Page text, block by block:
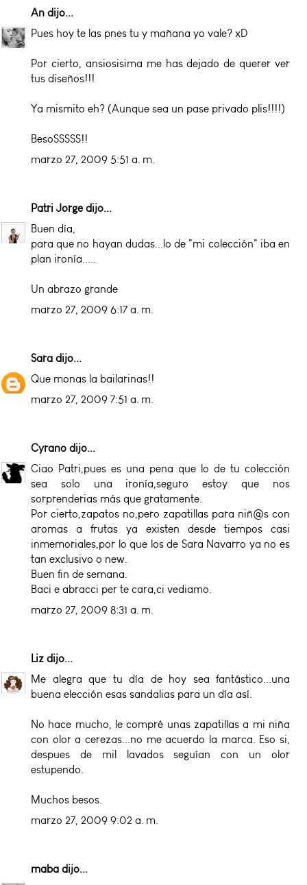
An dijo...
Pues hoy te las pnes tu y mañana yo vale? xD
Por cierto, ansiosisima me has dejado de querer ver
tus diseños!!!
Ya mismito eh? (Aunque sea un pase privado plis!!!!)
BesoSSSSS!!
marzo 27, 2009 5:51 a. m.
Patri Jorgedijo...
Buen día,
para que no hayan dudas...lo de "mi colección" iba en
plan ironía.....
Un abrazo grande
marzo 27, 2009 6:17 a. m.
Sara dijo...
Que monas la bailarinas!!
marzo 27, 2009 7:51 a. m.
Cyrano dijo...
Ciao Patri,pues es una pena que lo de tu colección
sea solo una ironía,seguro estoy que nos
sorprenderias más que gratamente.
Por cierto,zapatos no,pero zapatillas para niñ@s con
aromas a frutas ya existen desde tiempos casi
inmemoriales,por lo que los de Sara Navarro ya no es
tan exclusivo o new.
Buen fin de semana.
Baci e abracci per te cara,ci vediamo.
marzo 27, 2009 8:31 a. m.
Liz dijo...
Me alegra que tu día de hoy sea fantástico...una
buena elección esas sandalias para un día así.
No hace mucho, le compré unas zapatillas a mi niña
con olor a cerezas...no me acuerdo la marca. Eso si,
despues de mil lavados seguían con un olor
estupendo.
Muchos besos.
marzo 27, 2009 9:02 a. m.
maba dijo...